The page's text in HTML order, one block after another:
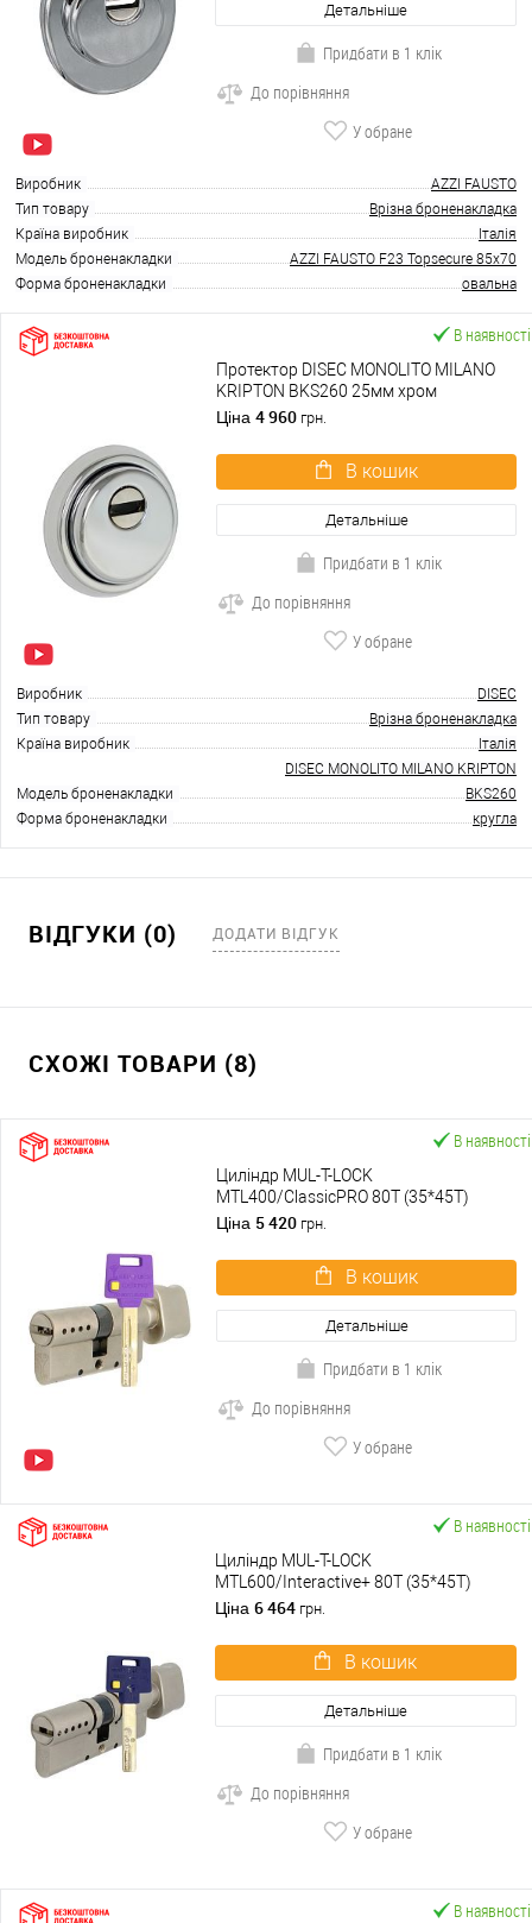
Детальніше
Придбати в 1 клік
До порівняння
У обране
Виробник
AZZI FAUSTO
Тип товару
Врізна броненакладка
Країна виробник
Італія
Модель броненакладки
AZZI FAUSTO F23 Topsecure 85x70
Форма броненакладки
овальна
В наявності
Протектор DISEC MONOLITO MILANO
KRIPTON BKS260 25мм хром
полірований
Ціна 4 960 грн.
В кошик
Детальніше
Придбати в 1 клік
До порівняння
У обране
Виробник
DISEC
Тип товару
Врізна броненакладка
Країна виробник
Італія
Модель броненакладки
DISEC MONOLITO MILANO KRIPTON
BKS260
Форма броненакладки
кругла
ВІДГУКИ (0) ДОДАТИ ВІДГУК
СХОЖІ ТОВАРИ (8)
В наявності
Циліндр MUL-T-LOCK
MTL400/ClassicPRO 80T (35*45T)
нікель сатин
Ціна 5 420 грн.
В кошик
Детальніше
Придбати в 1 клік
До порівняння
У обране
В наявності
Циліндр MUL-T-LOCK
MTL600/Interactive+ 80T (35*45T)
нікель сатин
Ціна 6 464 грн.
В кошик
Детальніше
Придбати в 1 клік
До порівняння
У обране
В наявності